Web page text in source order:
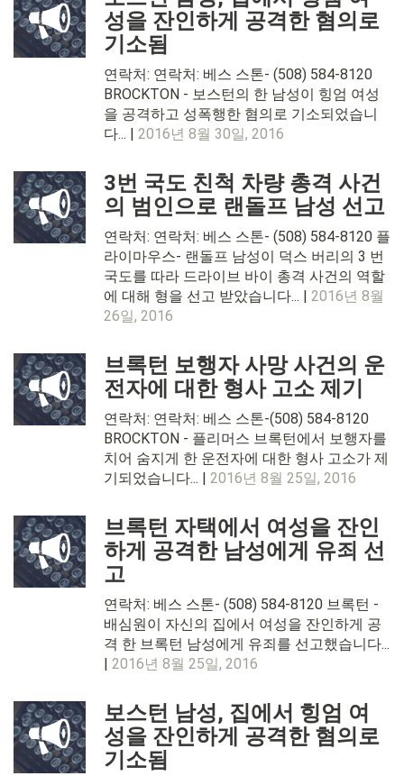
성을 잔인하게 공격한 혐의로
기소됨
연락처: 연락처: 베스 스톤- (508) 584-8120
BROCKTON - 보스턴의 한 남성이 힝엄 여성
을 공격하고 성폭행한 혐의로 기소되었습니
다... | 2016년 8월 30일, 2016
3번 국도 친척 차량 총격 사건
의 범인으로 랜돌프 남성 선고
연락처: 연락처: 베스 스톤- (508) 584-8120 플
라이마우스- 랜돌프 남성이 덕스 버리의 3 번
국도를 따라 드라이브 바이 총격 사건의 역할
에 대해 형을 선고 받았습니다... | 2016년 8월
26일, 2016
브록턴 보행자 사망 사건의 운
전자에 대한 형사 고소 제기
연락처: 연락처: 베스 스톤-(508) 584-8120
BROCKTON - 플리머스 브록턴에서 보행자를
치어 숨지게 한 운전자에 대한 형사 고소가 제
기되었습니다... | 2016년 8월 25일, 2016
브록턴 자택에서 여성을 잔인
하게 공격한 남성에게 유죄 선
고
연락처: 베스 스톤- (508) 584-8120 브록턴 -
배심원이 자신의 집에서 여성을 잔인하게 공
격 한 브록턴 남성에게 유죄를 선고했습니다...
| 2016년 8월 25일, 2016
보스턴 남성, 집에서 힝엄 여
성을 잔인하게 공격한 혐의로
기소됨